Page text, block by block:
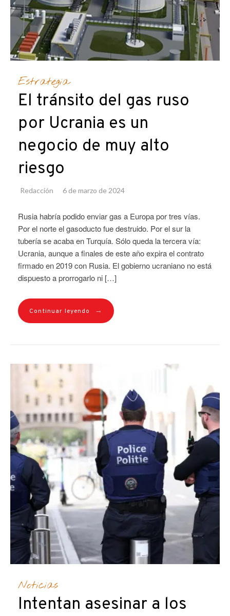
Estrategia
El tránsito del gas ruso
por Ucrania es un
negocio de muy alto
riesgo
Redacción 6 de marzo de 2024
Rusia habría podido enviar gas a Europa por tres vías.
Por el norte el gasoducto fue destruido. Por el sur la
tubería se acaba en Turquía. Sólo queda la tercera vía:
Ucrania, aunque a finales de este año expira el contrato
firmado en 2019 con Rusia. El gobierno ucraniano no está
dispuesto a prorrogarlo ni […]
Continuar leyendo →
Noticias
Intentan asesinar a los